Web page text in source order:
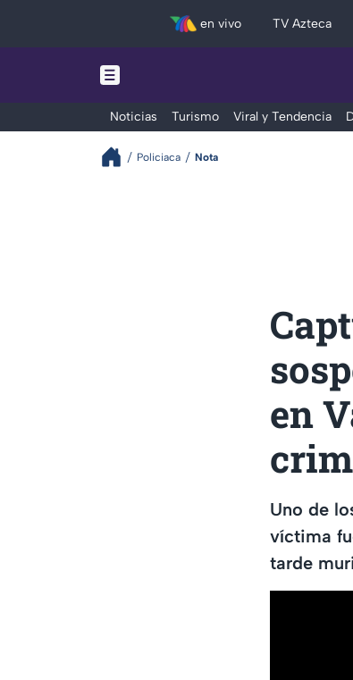
en vivo TV Azteca
Noticias Turismo Viral y Tendencia
Policiaca Nota
en
Uno de
víctima
tarde